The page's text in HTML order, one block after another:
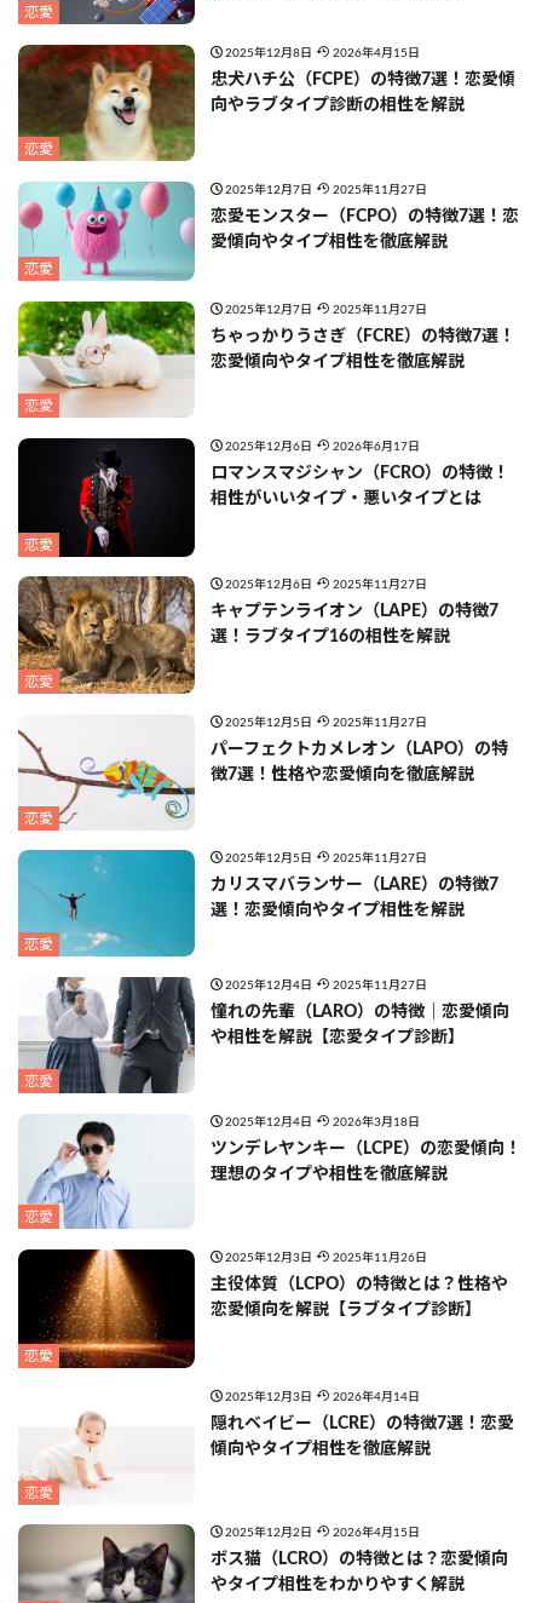
恋愛
恋愛
2025年12月8日 2026年4月15日
忠犬ハチ公（FCPE）の特徴7選！恋愛傾
向やラブタイプ診断の相性を解説
恋愛
2025年12月7日 2025年11月27日
恋愛モンスター（FCPO）の特徴7選！恋
愛傾向やタイプ相性を徹底解説
恋愛
2025年12月7日 2025年11月27日
ちゃっかりうさぎ（FCRE）の特徴7選！
恋愛傾向やタイプ相性を徹底解説
恋愛
2025年12月6日 2026年6月17日
ロマンスマジシャン（FCRO）の特徴！
相性がいいタイプ・悪いタイプとは
恋愛
2025年12月6日 2025年11月27日
キャプテンライオン（LAPE）の特徴7
選！ラブタイプ16の相性を解説
恋愛
2025年12月5日 2025年11月27日
パーフェクトカメレオン（LAPO）の特
徴7選！性格や恋愛傾向を徹底解説
恋愛
2025年12月5日 2025年11月27日
カリスマバランサー（LARE）の特徴7
選！恋愛傾向やタイプ相性を解説
恋愛
2025年12月4日 2025年11月27日
憧れの先輩（LARO）の特徴｜恋愛傾向
や相性を解説【恋愛タイプ診断】
恋愛
2025年12月4日 2026年3月18日
ツンデレヤンキー（LCPE）の恋愛傾向！
理想のタイプや相性を徹底解説
恋愛
2025年12月3日 2025年11月26日
主役体質（LCPO）の特徴とは？性格や
恋愛傾向を解説【ラブタイプ診断】
恋愛
2025年12月3日 2026年4月14日
隠れベイビー（LCRE）の特徴7選！恋愛
傾向やタイプ相性を徹底解説
2025年12月2日 2026年4月15日
ボス猫（LCRO）の特徴とは？恋愛傾向
やタイプ相性をわかりやすく解説